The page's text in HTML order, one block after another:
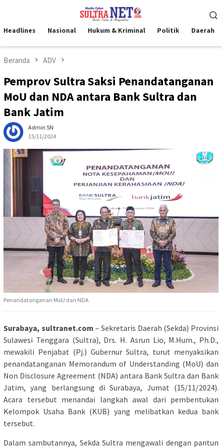
kontenMobile
Headlines Nasional Hukum & Kriminal Politik Daerah
Beranda ADV
Pemprov Sultra Saksi Penandatanganan
MoU dan NDA antara Bank Sultra dan
Bank Jatim
Admin SN
15/11/2024
Penandatanganan MoU dan NDA
Surabaya, sultranet.com – Sekretaris Daerah (Sekda) Provinsi
Sulawesi Tenggara (Sultra), Drs. H. Asrun Lio, M.Hum., Ph.D.,
mewakili Penjabat (Pj.) Gubernur Sultra, turut menyaksikan
penandatanganan Memorandum of Understanding (MoU) dan
Non Disclosure Agreement (NDA) antara Bank Sultra dan Bank
Jatim, yang berlangsung di Surabaya, Jumat (15/11/2024).
Acara tersebut menandai langkah awal dari pembentukan
Kelompok Usaha Bank (KUB) yang melibatkan kedua bank
tersebut.
Dalam sambutannya, Sekda Sultra mengawali dengan pantun